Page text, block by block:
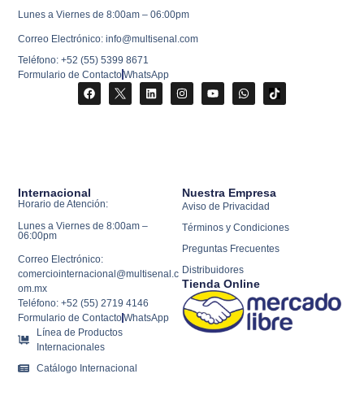
Nuestra Empresa
Aviso de Privacidad
Términos y Condiciones
Preguntas Frecuentes
Distribuidores
Tienda Online
Internacional
Horario de Atención:
Lunes a Viernes de 8:00am –
06:00pm
Correo Electrónico:
comerciointernacional@multisenal.c
om.mx
Teléfono: +52 (55) 2719 4146
Formulario de ContactoWhatsApp
Línea de Productos
Internacionales
Catálogo Internacional
Lunes a Viernes de 8:00am – 06:00pm
Correo Electrónico: info@multisenal.com
Teléfono: +52 (55) 5399 8671
Formulario de ContactoWhatsApp